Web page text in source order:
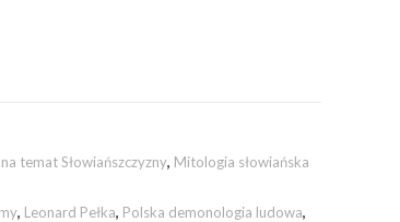
temat Słowiańszczyzny, Mitologia słowiańska
, Leonard Pełka, Polska demonologia ludowa,